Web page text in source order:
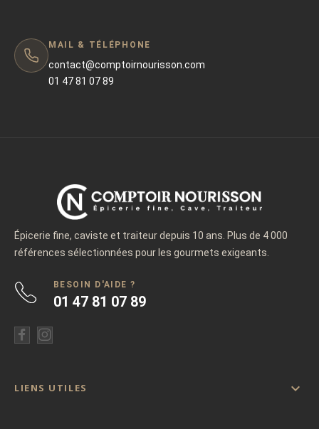
MAIL & TÉLÉPHONE
contact@comptoirnourisson.com
01 47 81 07 89
Épicerie fine, caviste et traiteur depuis 10 ans. Plus de 4 000
références sélectionnées pour les gourmets exigeants.
BESOIN D'AIDE ?
01 47 81 07 89
LIENS UTILES 